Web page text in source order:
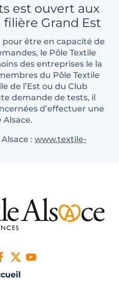
est ouvert aux
Grand Est
être en capacité de
le Pôle Textile
des entreprises le la
du Pôle Textile
de l’Est ou du Club
demande de tests, il
d’effectuer une
Alsace.
: www.textile-